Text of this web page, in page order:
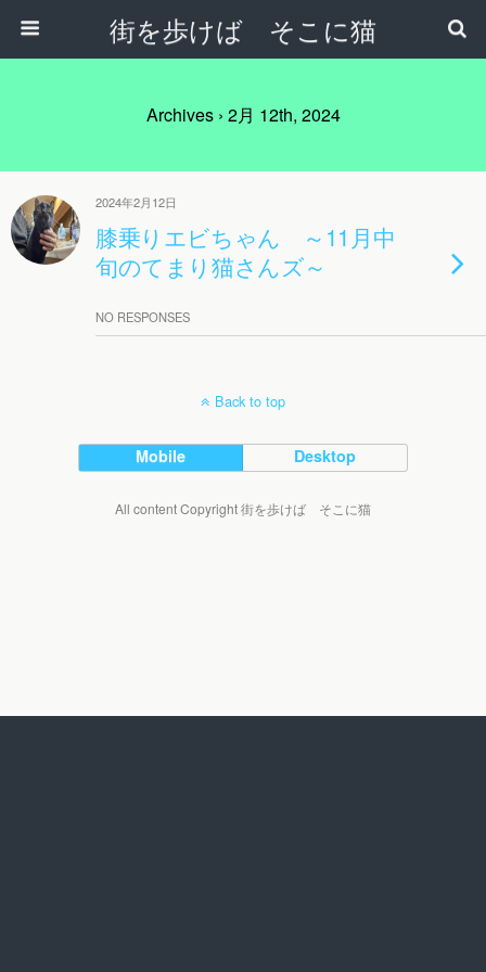
街を歩けば そこに猫
Archives › 2月 12th, 2024
2024年2月12日
膝乗りエビちゃん ～11月中
旬のてまり猫さんズ～
NO RESPONSES
Back to top
Mobile Desktop
All content Copyright 街を歩けば そこに猫